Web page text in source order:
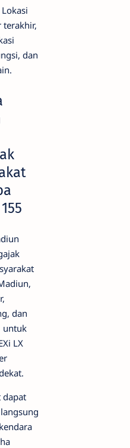
terakhir,
dan
dan
untuk
LX
dapat